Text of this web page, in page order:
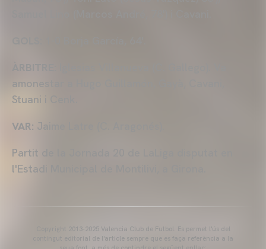
amonestar a Hugo Guillamón, Gayà, Cavani,
Stuani i Cenk.
VAR: Jaime Latre (C. Aragonés).
Partit de la Jornada 20 de LaLiga disputat en
l'Estadi Municipal de Montilivi, a Girona.
Copyright 2013-2025 Valencia Club de Futbol. Es permet l'ús del
contingut editorial de l'article sempre que es faça referència a la